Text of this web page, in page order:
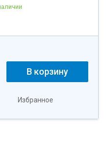
В корзину
Избранное